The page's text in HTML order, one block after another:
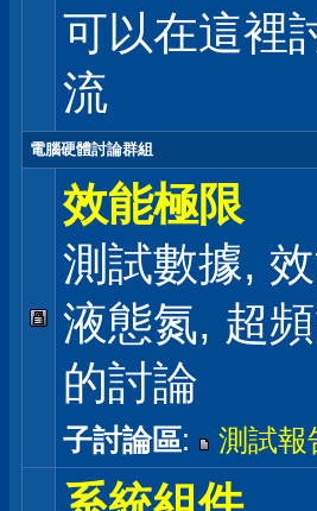
可以在這裡
流
電腦硬體討論群組
效能極限
測試數據,
液態氮, 超
的討論
子討論區: 測試報